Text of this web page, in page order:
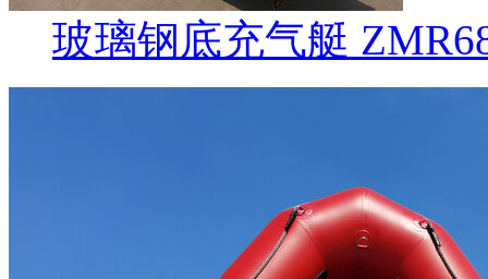
玻璃钢底充气艇